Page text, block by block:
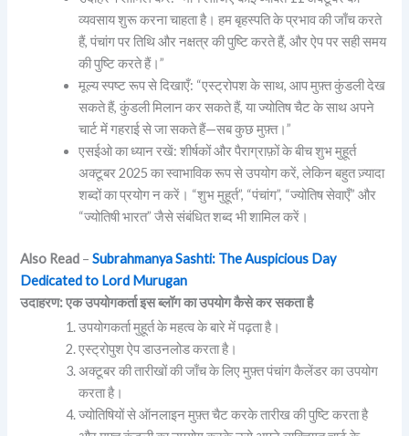
व्यवसाय शुरू करना चाहता है। हम बृहस्पति के प्रभाव की जाँच करते
हैं, पंचांग पर तिथि और नक्षत्र की पुष्टि करते हैं, और ऐप पर सही समय
की पुष्टि करते हैं।”
मूल्य स्पष्ट रूप से दिखाएँ: “एस्ट्रोपश के साथ, आप मुफ़्त कुंडली देख
सकते हैं, कुंडली मिलान कर सकते हैं, या ज्योतिष चैट के साथ अपने
चार्ट में गहराई से जा सकते हैं—सब कुछ मुफ़्त।”
एसईओ का ध्यान रखें: शीर्षकों और पैराग्राफ़ों के बीच शुभ मुहूर्त
अक्टूबर 2025 का स्वाभाविक रूप से उपयोग करें, लेकिन बहुत ज़्यादा
शब्दों का प्रयोग न करें। “शुभ मुहूर्त”, “पंचांग”, “ज्योतिष सेवाएँ” और
“ज्योतिषी भारत” जैसे संबंधित शब्द भी शामिल करें।
Also Read –Subrahmanya Sashti: The Auspicious Day
Dedicated to Lord Murugan
उदाहरण: एक उपयोगकर्ता इस ब्लॉग का उपयोग कैसे कर सकता है
उपयोगकर्ता मुहूर्त के महत्व के बारे में पढ़ता है।
एस्ट्रोपुश ऐप डाउनलोड करता है।
अक्टूबर की तारीखों की जाँच के लिए मुफ़्त पंचांग कैलेंडर का उपयोग
करता है।
ज्योतिषियों से ऑनलाइन मुफ़्त चैट करके तारीख की पुष्टि करता है